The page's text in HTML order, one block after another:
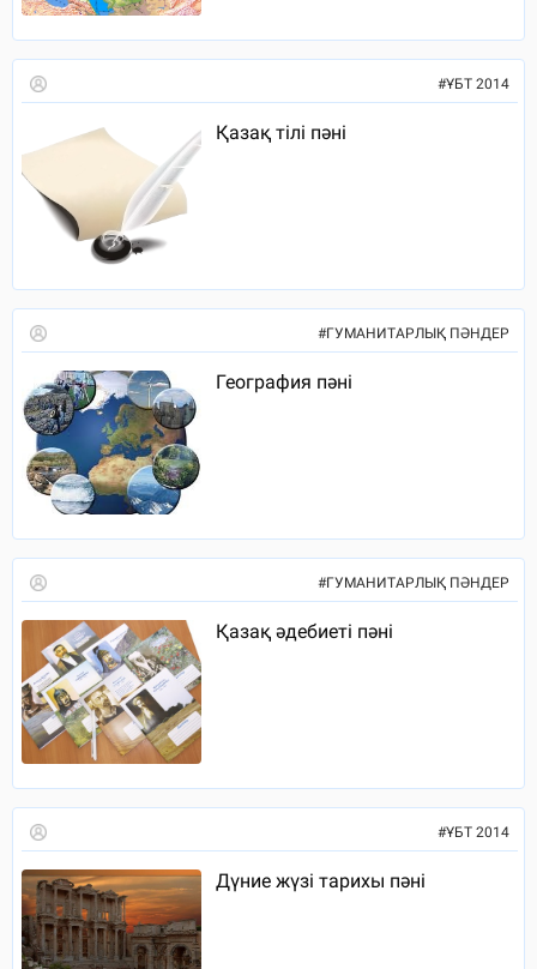
#ҰБТ 2014
Қазақ тілі пәні
#ГУМАНИТАРЛЫҚ ПӘНДЕР
География пәні
#ГУМАНИТАРЛЫҚ ПӘНДЕР
Қазақ әдебиеті пәні
#ҰБТ 2014
Дүние жүзі тарихы пәні